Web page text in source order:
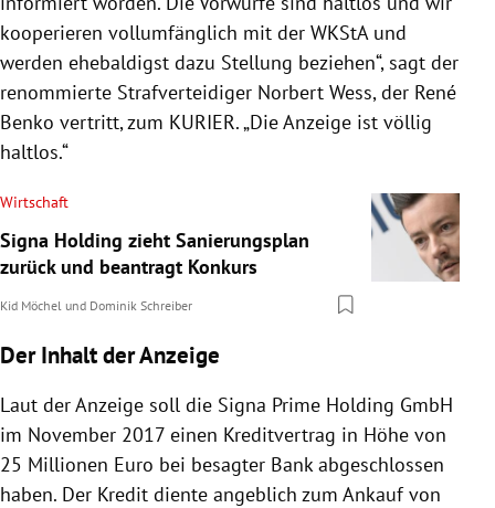
kooperieren vollumfänglich mit der WKStA und
werden ehebaldigst dazu Stellung beziehen“, sagt der
renommierte Strafverteidiger Norbert Wess, der René
Benko vertritt, zum KURIER. „Die Anzeige ist völlig
haltlos.“
Wirtschaft
Signa Holding zieht Sanierungsplan
zurück und beantragt Konkurs
Kid Möchel und Dominik Schreiber
Der Inhalt der Anzeige
Laut der Anzeige soll die Signa Prime Holding GmbH
im November 2017 einen Kreditvertrag in Höhe von
25 Millionen Euro bei besagter Bank abgeschlossen
haben. Der Kredit diente angeblich zum Ankauf von